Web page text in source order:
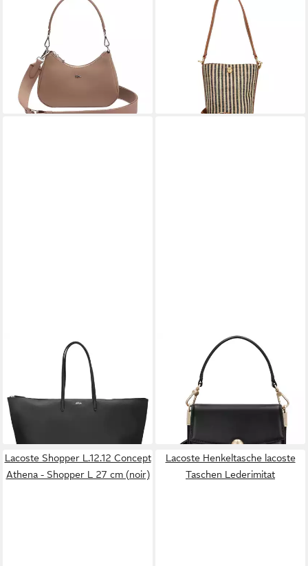
Henkeltasche Damen
Handtasche 1er Pack
Lederimitat
149,95 €
lieferbar - in 2-3 Werktagen bei dir
Beuteltasche Bucket Bag S -
Beuteltasche 21 cm (brown)
lieferbar - in 2-3 Werktagen bei dir
Shopper L.12.12 Concept -
Shopper XL 42.5 cm (noir)
145,00 €
lieferbar - in 2-3 Werktagen bei dir
Handtasche Tennis Bliss -
Henkeltasche 18.5 cm (black)
141,74 €
lieferbar - in 2-3 Werktagen bei dir
Lacoste Shopper L.12.12 Concept
Athena - Shopper L 27 cm (noir)
Lacoste Henkeltasche lacoste
Taschen Lederimitat